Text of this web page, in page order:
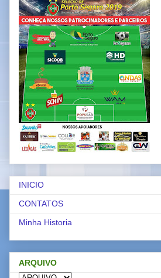
INICIO
CONTATOS
Minha Historia
ARQUIVO